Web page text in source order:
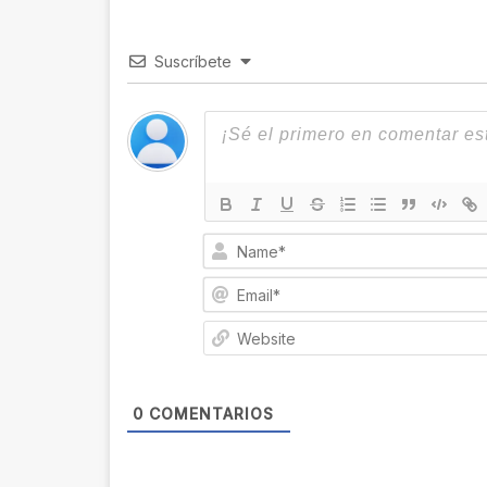
Suscríbete
0 COMENTARIOS